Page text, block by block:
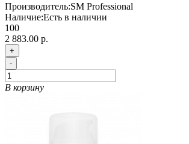
Производитель:SM Professional
Наличие:Есть в наличии
100
2 883.00 р.
+
-
В корзину